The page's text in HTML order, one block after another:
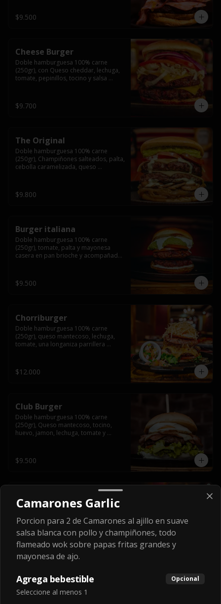
$9.500
Cheese Burger
Doble hamburguesa 100% carne
(250gr), con Queso cheddar, lechuga,
tomate, pepinillos, tocino y salsa
$9.700
The Original
Doble hamburguesa 100% carne
(250gr), Champiñones salteados, palta,
cebolla caramelizada, queso
fritas.
$9.800
Burger italiana
Doble hamburguesa 100% carne
(250gr), tomate, palta y mayonesa
casera en pan brioche y acompañado
$9.500
Chorriburger
Doble hamburguesa 100% carne
(250gr), queso mantecoso, lechuga,
tomate, una longaniza parrillera
papas fritas.
$12.000
Club Burger
Doble hamburguesa 100% carne
(250gr), Queso mantecoso, tocino,
huevo, jamon, lechuga, tomate y
$9.500
Hamburguesa vegetariana de
hojas verdes, tomate, mayo de
yogurth natural acompañado de
papas fritas.
$8.990
Fried Mozzarella
No va con pan, se reemplazan por dos
Camarones Garlic
Porcion para 2 de Camarones al ajillo en suave
salsa blanca con pollo y champiñones, todo
flameado wok sobre papas fritas grandes y
mayonesa de ajo.
Agrega bebestible Opcional
Seleccione al menos 1